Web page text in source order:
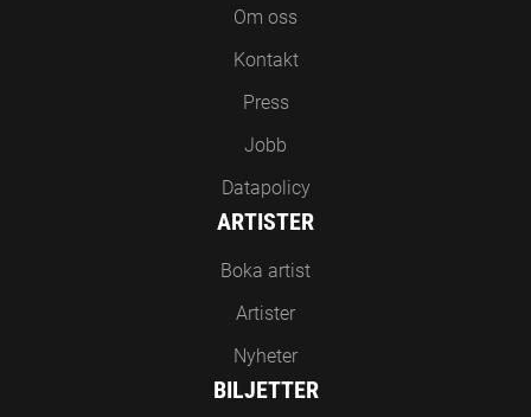
Om oss
Kontakt
Press
Jobb
Datapolicy
ARTISTER
Boka artist
Artister
Nyheter
BILJETTER